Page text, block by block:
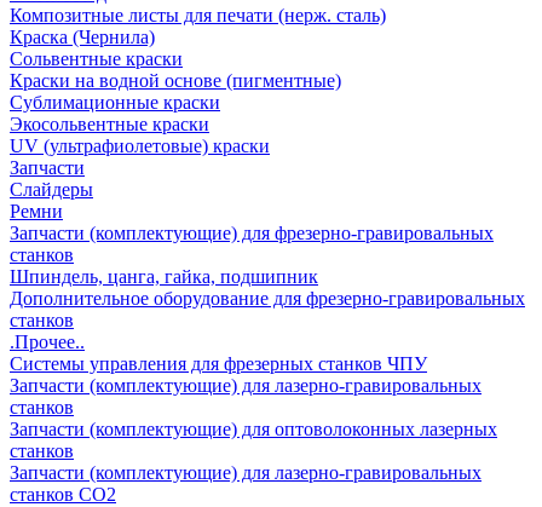
Композитные листы для печати (нерж. сталь)
Краска (Чернила)
Сольвентные краски
Краски на водной основе (пигментные)
Сублимационные краски
Экосольвентные краски
UV (ультрафиолетовые) краски
Запчасти
Слайдеры
Ремни
Запчасти (комплектующие) для фрезерно-гравировальных
станков
Шпиндель, цанга, гайка, подшипник
Дополнительное оборудование для фрезерно-гравировальных
станков
.Прочее..
Системы управления для фрезерных станков ЧПУ
Запчасти (комплектующие) для лазерно-гравировальных
станков
Запчасти (комплектующие) для оптоволоконных лазерных
станков
Запчасти (комплектующие) для лазерно-гравировальных
станков CO2